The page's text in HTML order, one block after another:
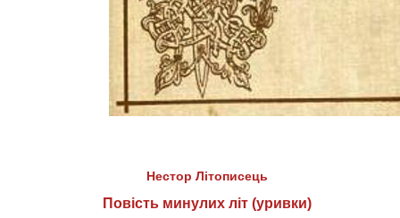
Нестор Літописець
Повість минулих літ (уривки)